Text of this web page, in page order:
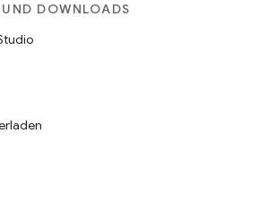
DOWNLOADS